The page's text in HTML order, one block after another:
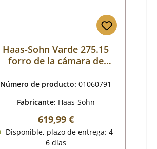
Haas-Sohn Varde 275.15
forro de la cámara de
Número de producto:01060791
Fabricante: Haas-Sohn
Precio normal:
619,99 €
Disponible, plazo de entrega: 4-
6 días